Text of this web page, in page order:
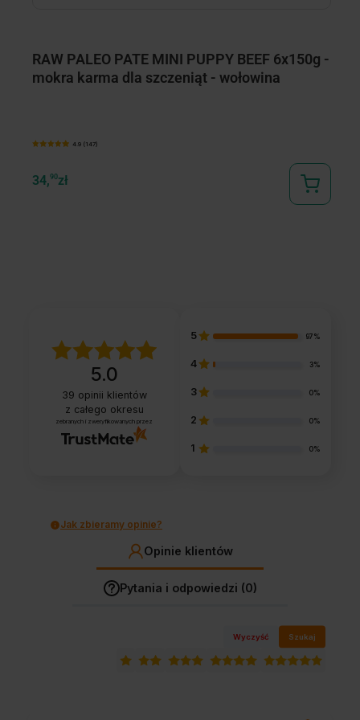
RAW PALEO PATE MINI PUPPY BEEF 6x150g -
mokra karma dla szczeniąt - wołowina
4.9 (147)
34,90zł
5.0
39 opinii klientów
z całego okresu
zebranych i zweryfikowanych przez
5 97%
4 3%
3 0%
2 0%
1 0%
Jak zbieramy opinie?
Opinie klientów
Pytania i odpowiedzi (0)
Wyczyść Szukaj